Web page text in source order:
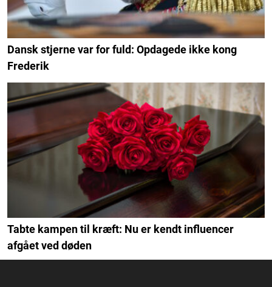
Dansk stjerne var for fuld: Opdagede ikke kong
Frederik
Tabte kampen til kræft: Nu er kendt influencer
afgået ved døden